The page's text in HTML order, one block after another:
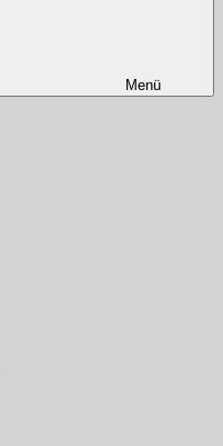
Menü